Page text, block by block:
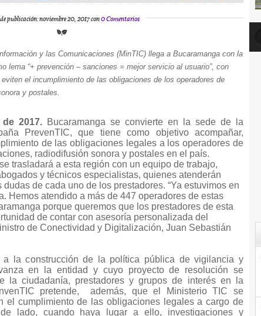
publicación: noviembre 20, 2017 con0 Comentarios
y las Comunicaciones (MinTIC) llega a Bucaramanga con la
lema “+ prevención – sanciones = mejor servicio al usuario”, con
el incumplimiento de las obligaciones de los operadores de
y postales.
2017. Bucaramanga se convierte en la sede de la
PrevenTIC, que tiene como objetivo acompañar,
de las obligaciones legales a los operadores de
radiodifusión sonora y postales en el país.
trasladará a esta región con un equipo de trabajo,
y técnicos especialistas, quienes atenderán
de cada uno de los prestadores. “Ya estuvimos en
Hemos atendido a más de 447 operadores de estas
porque queremos que los prestadores de esta
de contar con asesoría personalizada del
de Conectividad y Digitalización, Juan Sebastián
la construcción de la política pública de vigilancia y
en la entidad y cuyo proyecto de resolución se
la ciudadanía, prestadores y grupos de interés en la
pretende, además, que el Ministerio TIC se
el cumplimiento de las obligaciones legales a cargo de
lado, cuando haya lugar a ello, investigaciones y